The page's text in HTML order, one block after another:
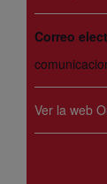
Correo
Ver la web